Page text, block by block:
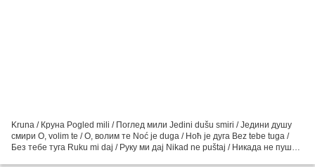
Kruna / Круна Pogled mili / Поглед мили Jedini dušu smiri / Једини душу
смири O, volim te / О, волим те Noć je duga / Ноћ је дуга Bez tebe tuga /
Без тебе туга Ruku mi daj / Руку ми дај Nikad ne puštaj / Никада не пуштај